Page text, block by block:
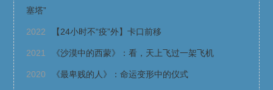
塞塔”
2022 【24小时不“疫”外】卡口前移
2021 《沙漠中的西蒙》：看，天上飞过一架飞机
2020 《最卑贱的人》：命运变形中的仪式